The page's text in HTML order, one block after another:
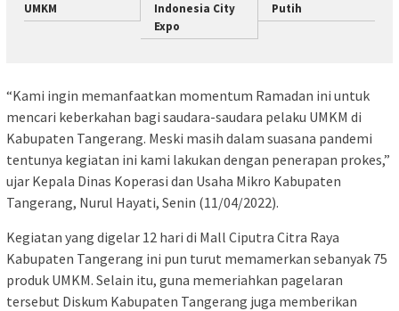
UMKM
Indonesia City
Expo
Putih
“Kami ingin memanfaatkan momentum Ramadan ini untuk
mencari keberkahan bagi saudara-saudara pelaku UMKM di
Kabupaten Tangerang. Meski masih dalam suasana pandemi
tentunya kegiatan ini kami lakukan dengan penerapan prokes,”
ujar Kepala Dinas Koperasi dan Usaha Mikro Kabupaten
Tangerang, Nurul Hayati, Senin (11/04/2022).
Kegiatan yang digelar 12 hari di Mall Ciputra Citra Raya
Kabupaten Tangerang ini pun turut memamerkan sebanyak 75
produk UMKM. Selain itu, guna memeriahkan pagelaran
tersebut Diskum Kabupaten Tangerang juga memberikan